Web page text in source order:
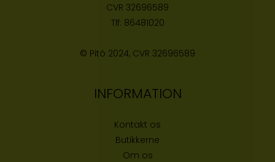
CVR 32696589
Tlf: 86481020
© Pitó 2024, CVR 32696589
INFORMATION
Kontakt os
Butikkerne
Om os